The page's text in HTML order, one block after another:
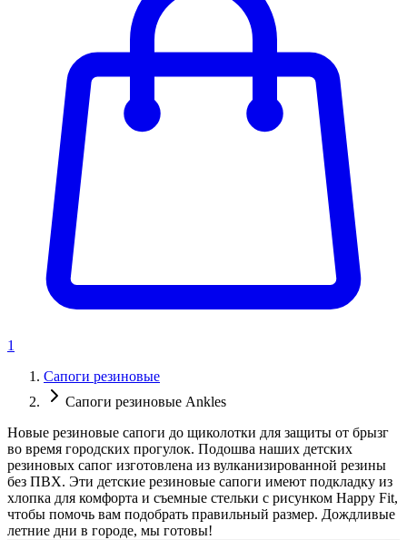
1
Сапоги резиновые
Сапоги резиновые Ankles
Новые резиновые сапоги до щиколотки для защиты от брызг
во время городских прогулок. Подошва наших детских
резиновых сапог изготовлена из вулканизированной резины
без ПВХ. Эти детские резиновые сапоги имеют подкладку из
хлопка для комфорта и съемные стельки с рисунком Happy Fit,
чтобы помочь вам подобрать правильный размер. Дождливые
летние дни в городе, мы готовы!